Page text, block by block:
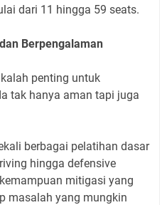
dari 11 hingga 59 seats.
Berpengalaman
penting untuk
tak hanya aman tapi juga
berbagai pelatihan dasar
hingga defensive
mitigasi yang
masalah yang mungkin